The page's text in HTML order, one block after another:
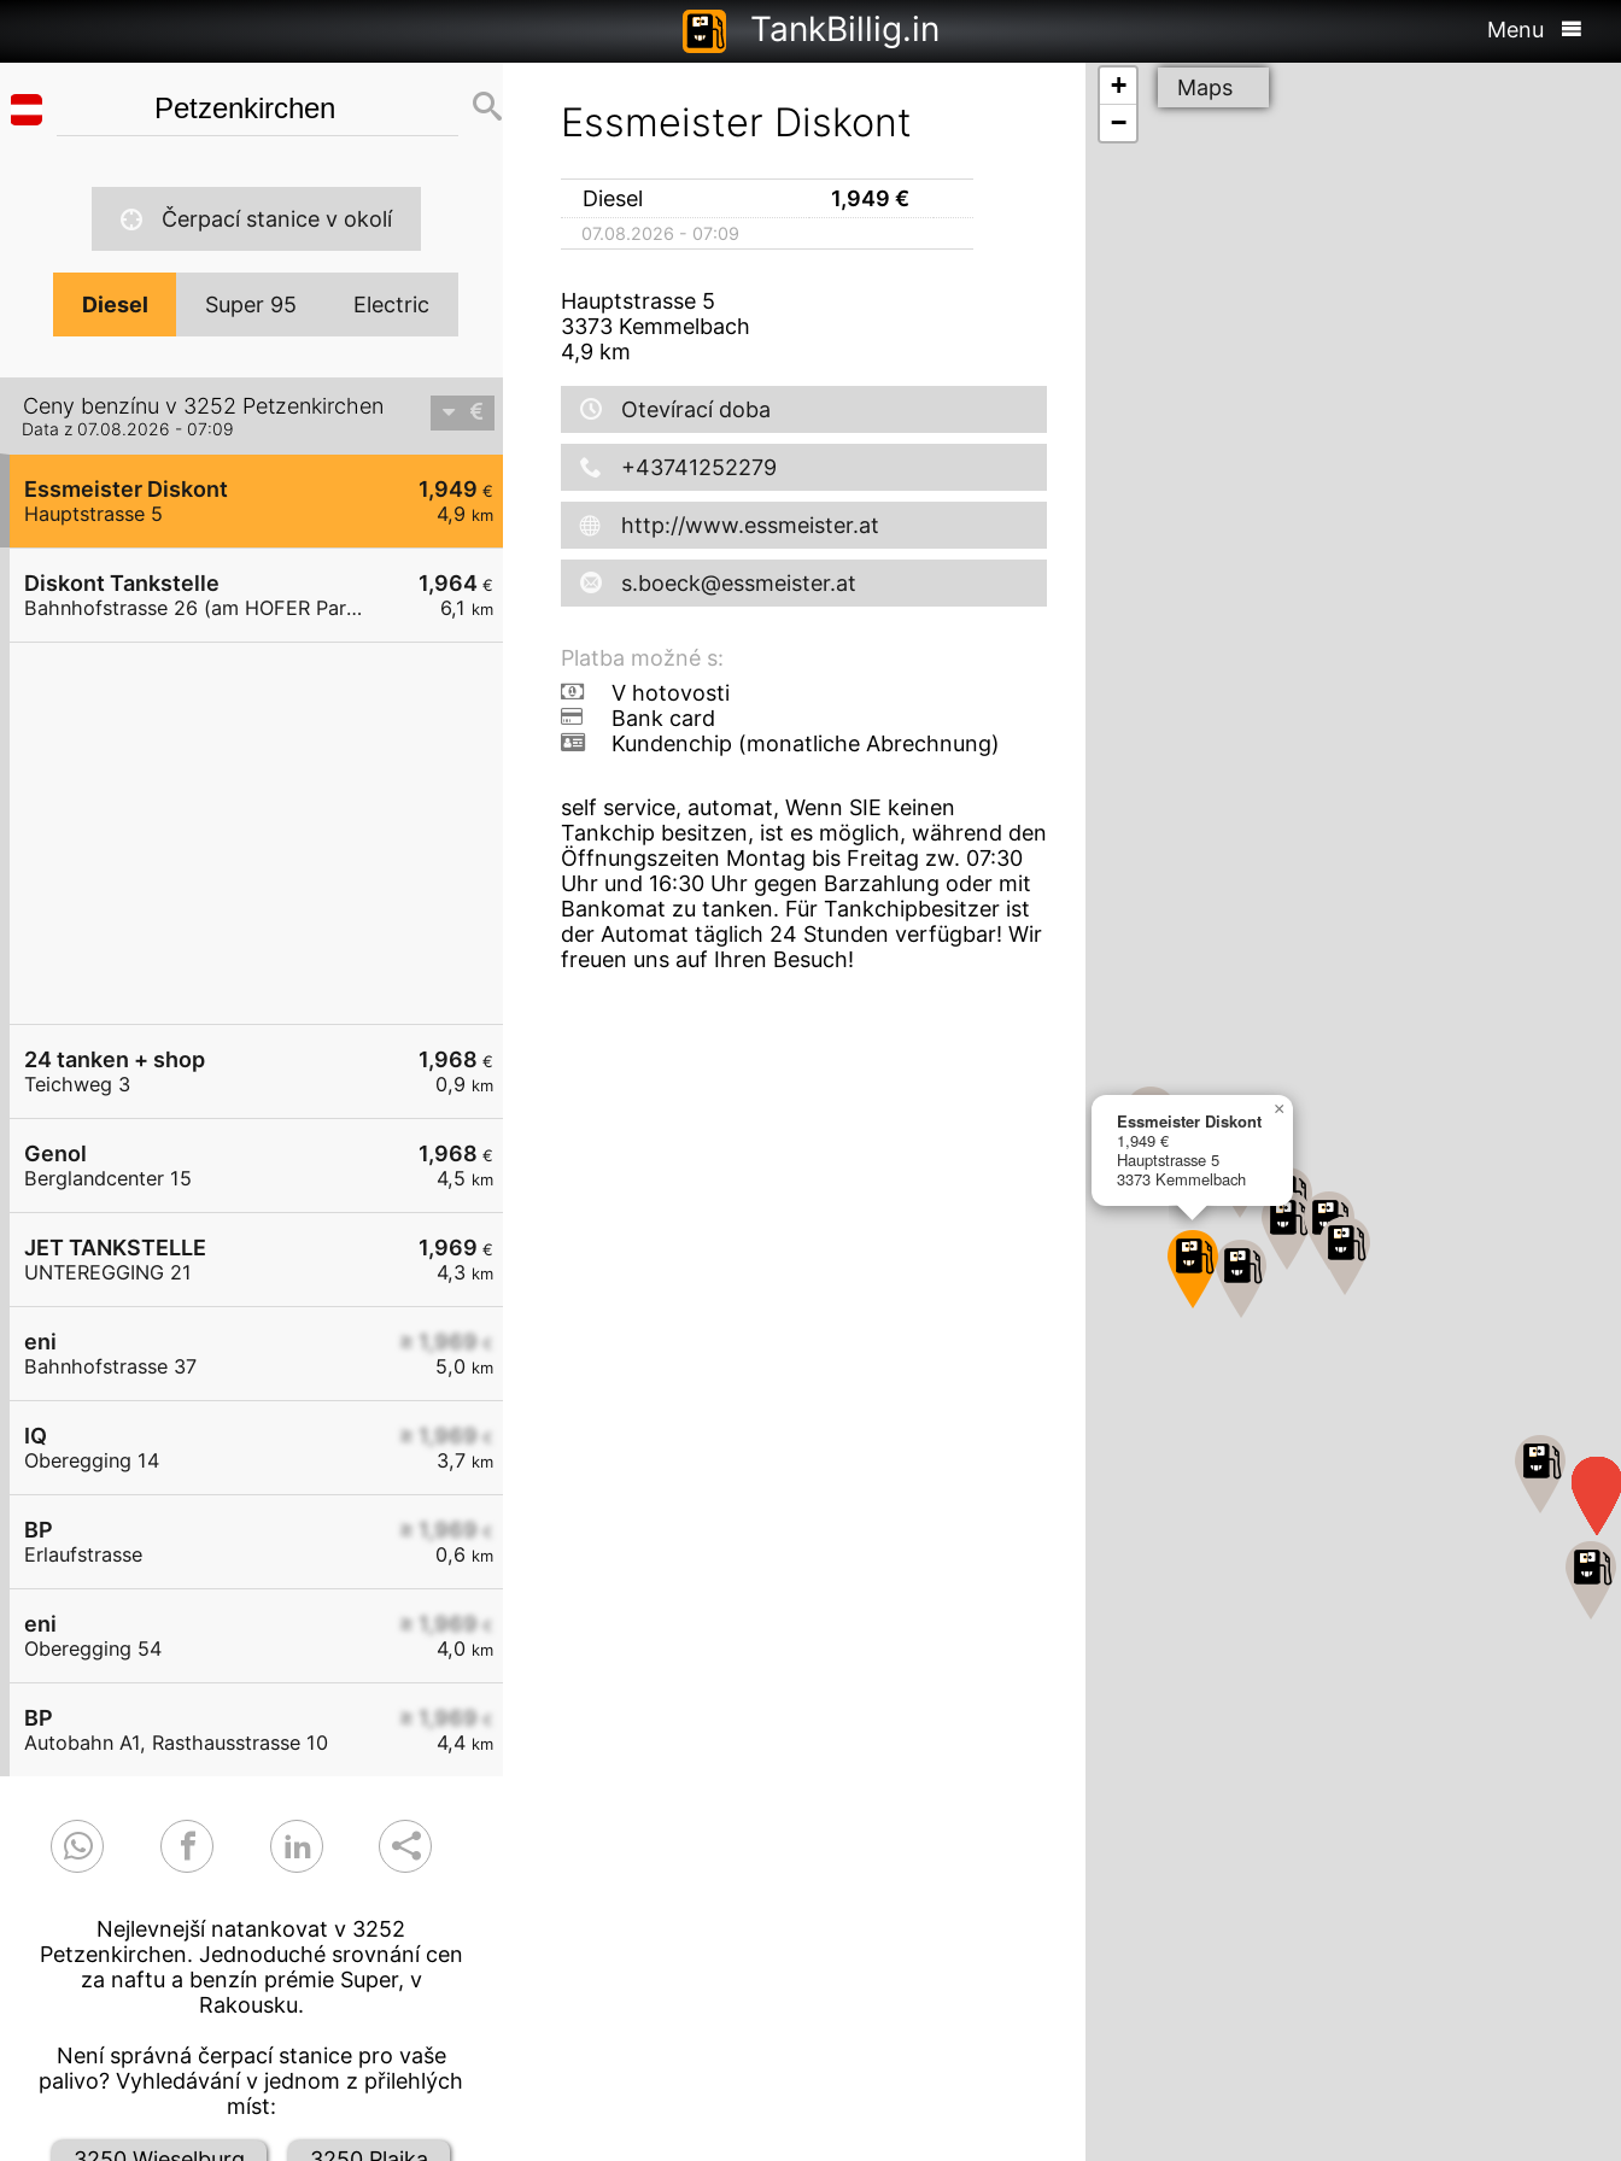
TankBillig.in Menu
Čerpací stanice v okolí
Diesel Super 95 Electric
Ceny benzínu v 3252 Petzenkirchen
Data z 07.08.2026 - 07:09
1,949 €
4,9 km
Essmeister Diskont
Hauptstrasse 5
1,964 €
6,1 km
Diskont Tankstelle
Bahnhofstrasse 26 (am HOFER Parkplatz)
1,968 €
0,9 km
24 tanken + shop
Teichweg 3
1,968 €
4,5 km
Genol
Berglandcenter 15
1,969 €
4,3 km
JET TANKSTELLE
UNTEREGGING 21
≥ 1,969 €
5,0 km
eni
Bahnhofstrasse 37
≥ 1,969 €
3,7 km
IQ
Oberegging 14
≥ 1,969 €
0,6 km
BP
Erlaufstrasse
≥ 1,969 €
4,0 km
eni
Oberegging 54
≥ 1,969 €
4,4 km
BP
Autobahn A1, Rasthausstrasse 10
Nejlevnejší natankovat v 3252
Petzenkirchen. Jednoduché srovnání cen
za naftu a benzín prémie Super, v
Rakousku.
Není správná čerpací stanice pro vaše
palivo? Vyhledávání v jednom z přilehlých
míst:
Essmeister Diskont
Diesel 1,949 €
07.08.2026 - 07:09
Hauptstrasse 5
3373 Kemmelbach
4,9 km
Otevírací doba
+43741252279
http://www.essmeister.at
s.boeck@essmeister.at
Platba možné s:
V hotovosti
Bank card
Kundenchip (monatliche Abrechnung)
self service, automat, Wenn SIE keinen
Tankchip besitzen, ist es möglich, während den
Öffnungszeiten Montag bis Freitag zw. 07:30
Uhr und 16:30 Uhr gegen Barzahlung oder mit
Bankomat zu tanken. Für Tankchipbesitzer ist
der Automat täglich 24 Stunden verfügbar! Wir
freuen uns auf Ihren Besuch!
Essmeister Diskont
1,949 €
Hauptstrasse 5
3373 Kemmelbach
×
+
−
Maps